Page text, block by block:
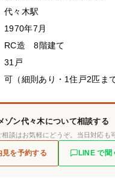
代々木駅
1970年7月
RC造 8階建て
31戸
可（細則あり・1住戸2匹まで
ゾン代々木について相談する
談はお気軽にどうぞ。当日対応も
見を予約する LINE で聞